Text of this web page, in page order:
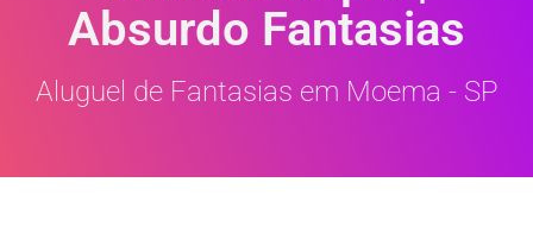
Absurdo Fantasias
Aluguel de Fantasias em Moema - SP